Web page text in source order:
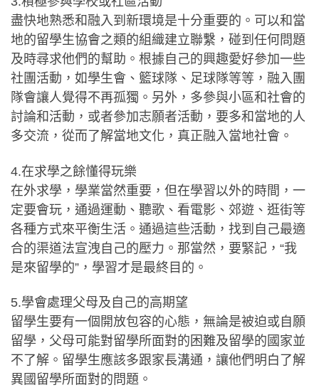
盡快地熟悉和融入到新環境是十分重要的。可以和當
地的留學生協會之類的組織建立聯繫，碰到任何問題
及時尋求他們的幫助。根據自己的興趣愛好參加一些
社團活動，如學生會、籃球隊、足球隊等等，融入團
隊會讓人覺得不再孤獨。另外，多參與小區和社會的
討論和活動，或者參加志願者活動，要多和當地的人
多交流，從而了解當地文化，真正融入當地社會。
4.在求學之餘懂得玩樂
在外求學，學業當然重要，但在學習以外的時間，一
定要會玩，通過運動、聽歌、看電影、郊遊、逛街等
各種方式來平衡生活。通過這些活動，找到自己最適
合的渠道法宣洩自己的壓力。那當然，要緊記，“我
是來留學的”，學習才是最終目的。
5.學會處理父母及自己的高期望
留學生要有一個開放包容的心態，無論是被迫或自願
留學，父母可能對留學所面對的困難及留學的國家並
不了解。留學生應該多跟家長溝通，讓他們明白了解
異國留學所面對的問題。